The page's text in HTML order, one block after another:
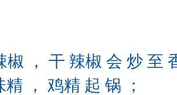
椒 ， 干 辣椒 会 炒 至
， 鸡精 起 锅 ；